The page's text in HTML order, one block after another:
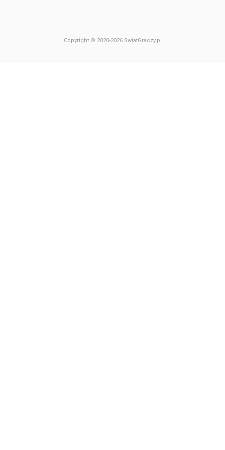
Copyright © 2020-2026 SwiatGraczy.pl